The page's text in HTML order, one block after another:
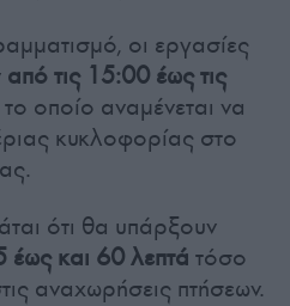
οι εργασίες
από τις 15:00 έως τις
οποίο αναμένεται να
κυκλοφορίας στο
ότι θα υπάρξουν
έως και 60 λεπτά τόσο
αναχωρήσεις πτήσεων.